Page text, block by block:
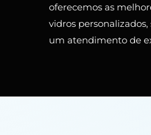
oferecemos as
vidros
um atendimento de